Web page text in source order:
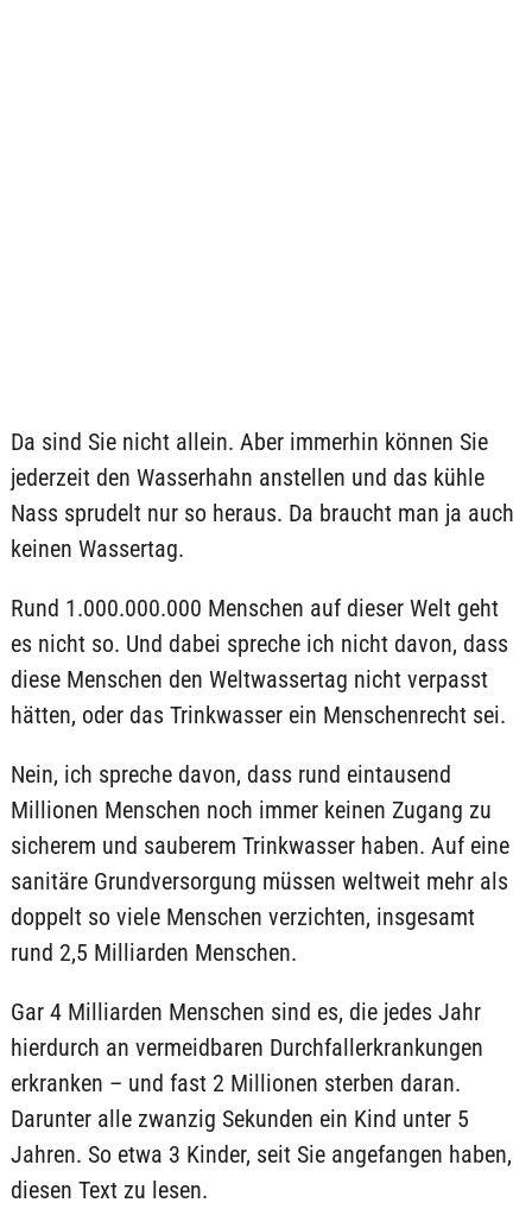
Da sind Sie nicht allein. Aber immerhin können Sie
jederzeit den Wasserhahn anstellen und das kühle
Nass sprudelt nur so heraus. Da braucht man ja auch
keinen Wassertag.
Rund 1.000.000.000 Menschen auf dieser Welt geht
es nicht so. Und dabei spreche ich nicht davon, dass
diese Menschen den Weltwassertag nicht verpasst
hätten, oder das Trinkwasser ein Menschenrecht sei.
Nein, ich spreche davon, dass rund eintausend
Millionen Menschen noch immer keinen Zugang zu
sicherem und sauberem Trinkwasser haben. Auf eine
sanitäre Grundversorgung müssen weltweit mehr als
doppelt so viele Menschen verzichten, insgesamt
rund 2,5 Milliarden Menschen.
Gar 4 Milliarden Menschen sind es, die jedes Jahr
hierdurch an vermeidbaren Durchfallerkrankungen
erkranken – und fast 2 Millionen sterben daran.
Darunter alle zwanzig Sekunden ein Kind unter 5
Jahren. So etwa 3 Kinder, seit Sie angefangen haben,
diesen Text zu lesen.